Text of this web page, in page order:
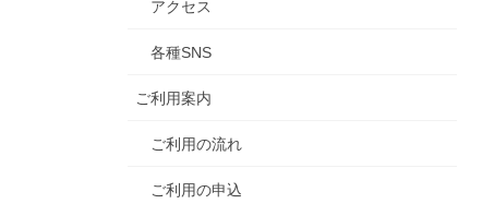
アクセス
各種SNS
ご利用案内
ご利用の流れ
ご利用の申込